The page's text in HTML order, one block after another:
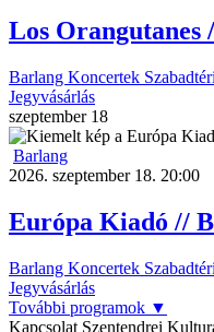
Los
Barlang Koncertek Szabadtéri
Jegyvásárlás
szeptember 18
Barlang
2026. szeptember 18. 20:00
Európa Kiadó //
Barlang Koncertek Szabadtéri
Jegyvásárlás
További programok ▼
Kapcsolat Szentendrei